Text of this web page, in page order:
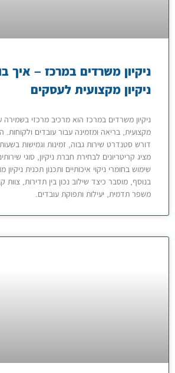
ניקיון משרדים במרכז – איך
ניקיון מקצועית לעסקים
ניקיון משרדים במרכז הוא מרכיב מרכזי
מקצועית, בריאה ומזמינה עבור עובדים ולקוחות.
דורש סטנדרט שירות גבוה, זמינות וגמישות
מציג קריטריונים לבחירת חברת ניקיון, סוגי
שימוש בחומרי ניקוי איכותיים ותכנון תכנית
בנוסף, מוסבר כיצד שילוב נכון בין תדירות, צוות
משפר תדמית, יעילות ותפוקת עובדים.